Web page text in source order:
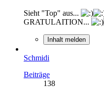
Sieht "Top" aus...
GRATULAITION...
Inhalt melden
Schmidi
Beiträge
138